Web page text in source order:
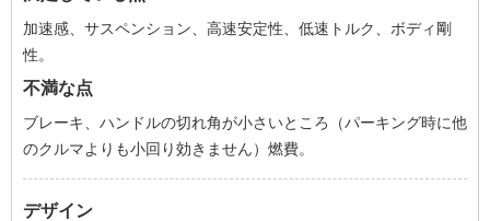
加速感、サスペンション、高速安定性、低速トルク、ボディ剛
性。
不満な点
ブレーキ、ハンドルの切れ角が小さいところ（パーキング時に他
のクルマよりも小回り効きません）燃費。
デザイン